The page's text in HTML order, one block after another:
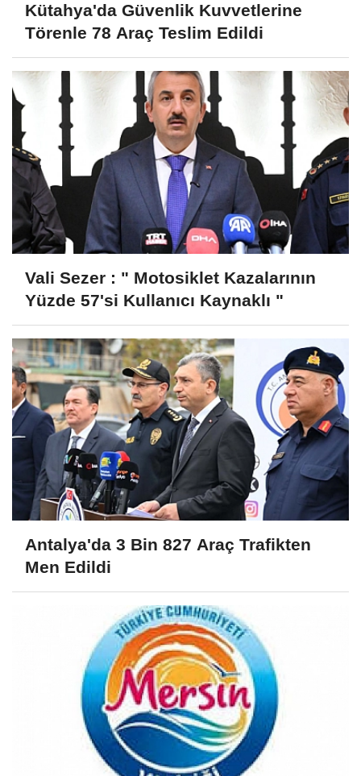
Kütahya'da Güvenlik Kuvvetlerine
Törenle 78 Araç Teslim Edildi
Vali Sezer : " Motosiklet Kazalarının
Yüzde 57'si Kullanıcı Kaynaklı "
Antalya'da 3 Bin 827 Araç Trafikten
Men Edildi